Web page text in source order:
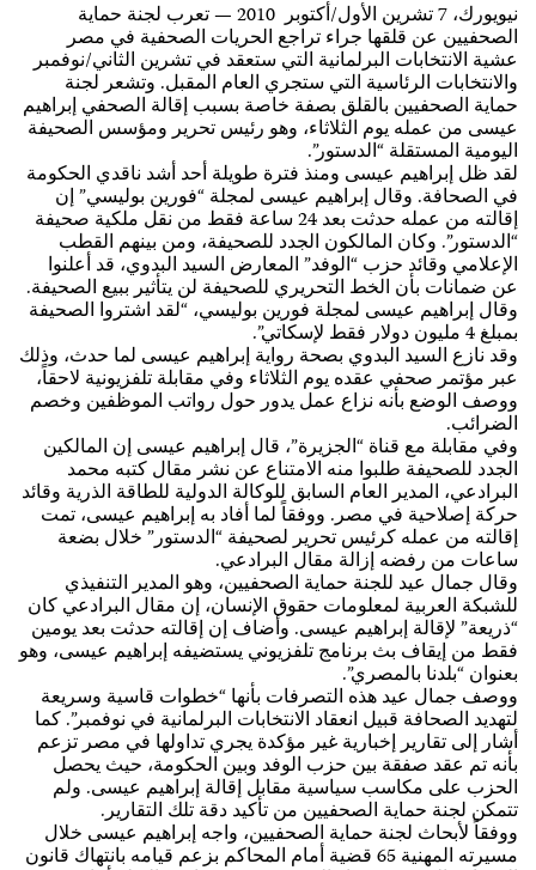
نيويورك، 7 تشرين الأول/أكتوبر 2010 — تعرب لجنة حماية
الصحفيين عن قلقها جراء تراجع الحريات الصحفية في مصر
عشية الانتخابات البرلمانية التي ستعقد في تشرين الثاني/نوفمبر
والانتخابات الرئاسية التي ستجري العام المقبل. وتشعر لجنة
حماية الصحفيين بالقلق بصفة خاصة بسبب إقالة الصحفي إبراهيم
عيسى من عمله يوم الثلاثاء، وهو رئيس تحرير ومؤسس الصحيفة
اليومية المستقلة “الدستور”.
لقد ظل إبراهيم عيسى ومنذ فترة طويلة أحد أشد ناقدي الحكومة
في الصحافة. وقال إبراهيم عيسى لمجلة “فورين بوليسي” إن
إقالته من عمله حدثت بعد 24 ساعة فقط من نقل ملكية صحيفة
“الدستور”. وكان المالكون الجدد للصحيفة، ومن بينهم القطب
الإعلامي وقائد حزب “الوفد” المعارض السيد البدوي، قد أعلنوا
عن ضمانات بأن الخط التحريري للصحيفة لن يتأثير ببيع الصحيفة.
وقال إبراهيم عيسى لمجلة فورين بوليسي، “لقد اشتروا الصحيفة
بمبلغ 4 مليون دولار فقط لإسكاتي”.
وقد نازع السيد البدوي بصحة رواية إبراهيم عيسى لما حدث، وذلك
عبر مؤتمر صحفي عقده يوم الثلاثاء وفي مقابلة تلفزيونية لاحقاً،
ووصف الوضع بأنه نزاع عمل يدور حول رواتب الموظفين وخصم
الضرائب.
وفي مقابلة مع قناة “الجزيرة”، قال إبراهيم عيسى إن المالكين
الجدد للصحيفة طلبوا منه الامتناع عن نشر مقال كتبه محمد
البرادعي، المدير العام السابق للوكالة الدولية للطاقة الذرية وقائد
حركة إصلاحية في مصر. ووفقاً لما أفاد به إبراهيم عيسى، تمت
إقالته من عمله كرئيس تحرير لصحيفة “الدستور” خلال بضعة
ساعات من رفضه إزالة مقال البرادعي.
وقال جمال عيد للجنة حماية الصحفيين، وهو المدير التنفيذي
للشبكة العربية لمعلومات حقوق الإنسان، إن مقال البرادعي كان
“ذريعة” لإقالة إبراهيم عيسى. وأضاف إن إقالته حدثت بعد يومين
فقط من إيقاف بث برنامج تلفزيوني يستضيفه إبراهيم عيسى، وهو
بعنوان “بلدنا بالمصري”.
ووصف جمال عيد هذه التصرفات بأنها “خطوات قاسية وسريعة
لتهديد الصحافة قبيل انعقاد الانتخابات البرلمانية في نوفمبر”. كما
أشار إلى تقارير إخبارية غير مؤكدة يجري تداولها في مصر تزعم
بأنه تم عقد صفقة بين حزب الوفد وبين الحكومة، حيث يحصل
الحزب على مكاسب سياسية مقابل إقالة إبراهيم عيسى. ولم
تتمكن لجنة حماية الصحفيين من تأكيد دقة تلك التقارير.
ووفقاً لأبحاث لجنة حماية الصحفيين، واجه إبراهيم عيسى خلال
مسيرته المهنية 65 قضية أمام المحاكم بزعم قيامه بانتهاك قانون